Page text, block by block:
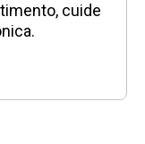
cuide